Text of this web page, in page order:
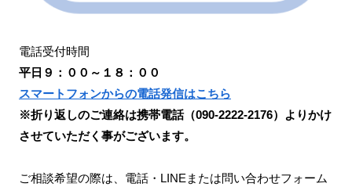
電話受付時間
平日９：００～１８：００
スマートフォンからの電話発信はこちら
※折り返しのご連絡は携帯電話（090-2222-2176）よりかけ
させていただく事がございます。
ご相談希望の際は、電話・LINEまたは問い合わせフォーム